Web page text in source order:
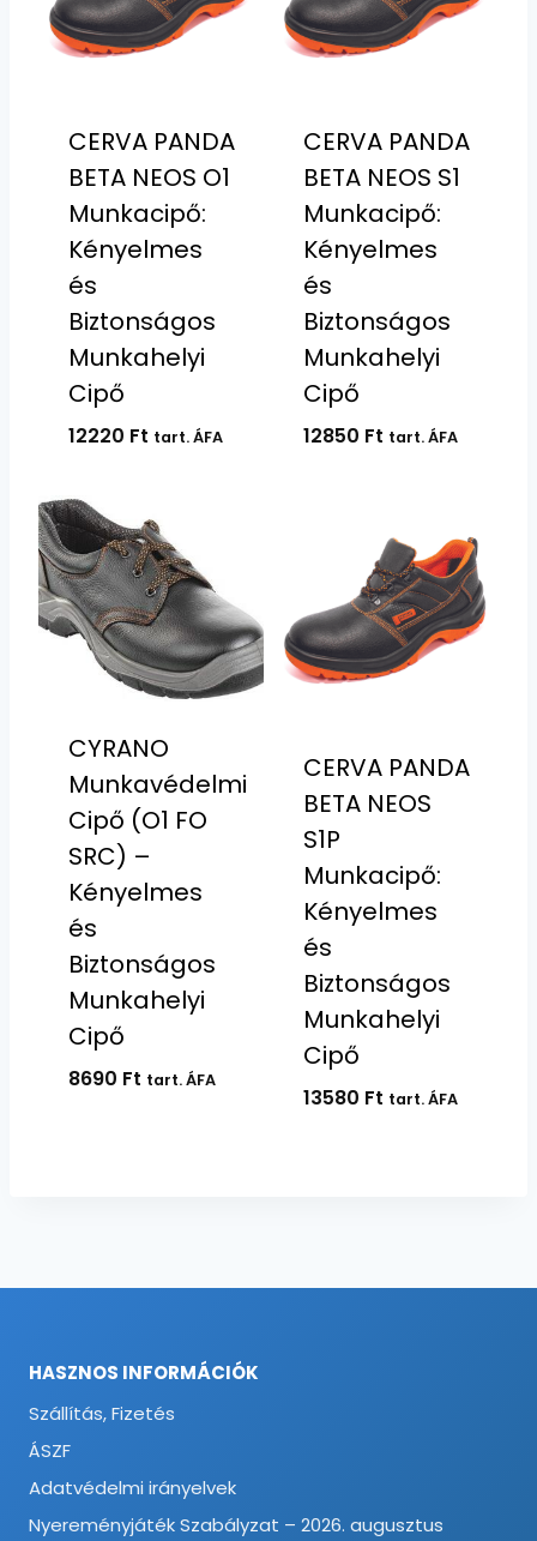
CERVA PANDA
BETA NEOS O1
Munkacipő:
Kényelmes
és
Biztonságos
Munkahelyi
Cipő
12220 Ft tart. ÁFA
CERVA PANDA
BETA NEOS S1
Munkacipő:
Kényelmes
és
Biztonságos
Munkahelyi
Cipő
12850 Ft tart. ÁFA
CYRANO
Munkavédelmi
Cipő (O1 FO
SRC) –
Kényelmes
és
Biztonságos
Munkahelyi
Cipő
8690 Ft tart. ÁFA
CERVA PANDA
BETA NEOS
S1P
Munkacipő:
Kényelmes
és
Biztonságos
Munkahelyi
Cipő
13580 Ft tart. ÁFA
HASZNOS INFORMÁCIÓK
Szállítás, Fizetés
ÁSZF
Adatvédelmi irányelvek
Nyereményjáték Szabályzat – 2026. augusztus